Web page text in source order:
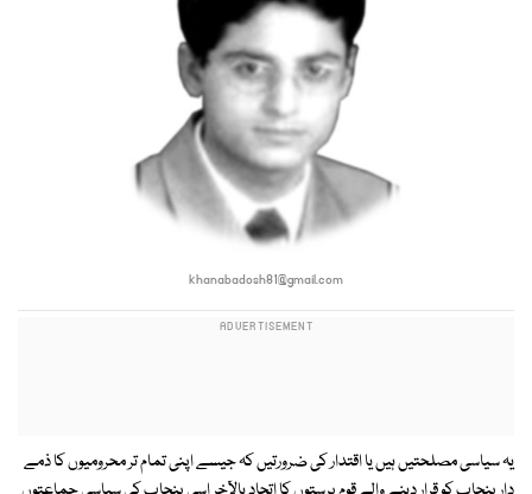
khanabadosh81@gmail.com
یہ سیاسی مصلحتیں ہیں یا اقتدار کی ضرورتیں کہ جیسے اپنی تمام تر محرومیوں کا ذمے